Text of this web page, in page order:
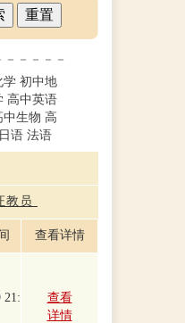
－－－－
学 初中地
高中英语
中生物 高
日语 法语
教员
查看详情
21:
查看
详情